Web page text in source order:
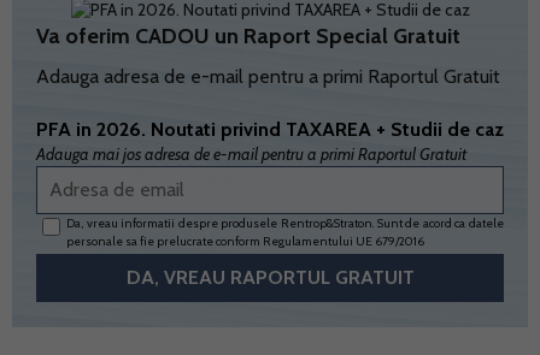
Va oferim CADOU un Raport Special Gratuit
Adauga adresa de e-mail pentru a primi Raportul Gratuit
PFA in 2026. Noutati privind TAXAREA + Studii de caz
Adauga mai jos adresa de e-mail pentru a primi Raportul Gratuit
Da, vreau informatii despre produsele Rentrop&Straton. Sunt de acord ca datele
personale sa fie prelucrate conform Regulamentului UE 679/2016